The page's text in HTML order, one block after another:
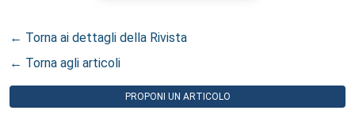
← Torna ai dettagli della Rivista
← Torna agli articoli
PROPONI UN ARTICOLO